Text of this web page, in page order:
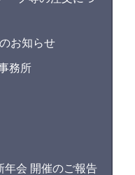
お知らせ
務所
年会 開催のご報告